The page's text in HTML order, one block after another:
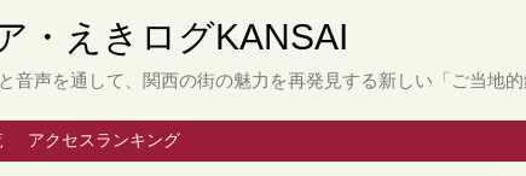
音声を通して、関西の街の魅力を再発見する新しい「ご当地的
アクセスランキング